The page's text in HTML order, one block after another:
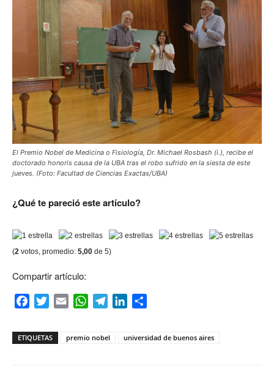
El Premio Nobel de Medicina o Fisiología, Dr. Michael Rosbash (i.), recibe el
doctorado honoris causa de la UBA tras el robo sufrido en la siesta de este
jueves. (Foto: Facultad de Ciencias Exactas/UBA)
¿Qué te pareció este artículo?
(2 votos, promedio: 5,00 de 5)
Compartir artículo:
FacebookTwitterEmail WhatsAppTelegramLinkedIn
ETIQUETAS premio nobel universidad de buenos aires